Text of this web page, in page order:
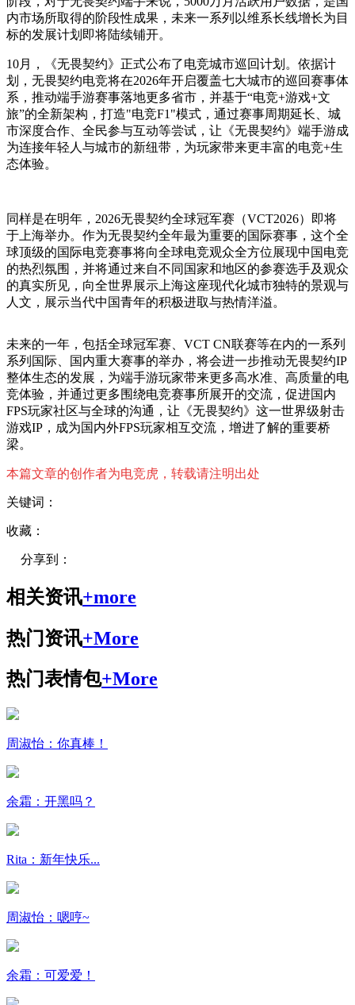
内市场所取得的阶段性成果，未来一系列以维系长线增长为目
标的发展计划即将陆续铺开。
10月，《无畏契约》正式公布了电竞城市巡回计划。依据计
划，无畏契约电竞将在2026年开启覆盖七大城市的巡回赛事体
系，推动端手游赛事落地更多省市，并基于“电竞+游戏+文
旅”的全新架构，打造"电竞F1"模式，通过赛事周期延长、城
市深度合作、全民参与互动等尝试，让《无畏契约》端手游成
为连接年轻人与城市的新纽带，为玩家带来更丰富的电竞+生
态体验。
同样是在明年，2026无畏契约全球冠军赛（VCT2026）即将
于上海举办。作为无畏契约全年最为重要的国际赛事，这个全
球顶级的国际电竞赛事将向全球电竞观众全方位展现中国电竞
的热烈氛围，并将通过来自不同国家和地区的参赛选手及观众
的真实所见，向全世界展示上海这座现代化城市独特的景观与
人文，展示当代中国青年的积极进取与热情洋溢。
未来的一年，包括全球冠军赛、VCT CN联赛等在内的一系列
系列国际、国内重大赛事的举办，将会进一步推动无畏契约IP
整体生态的发展，为端手游玩家带来更多高水准、高质量的电
竞体验，并通过更多围绕电竞赛事所展开的交流，促进国内
FPS玩家社区与全球的沟通，让《无畏契约》这一世界级射击
游戏IP，成为国内外FPS玩家相互交流，增进了解的重要桥
梁。
本篇文章的创作者为电竞虎，转载请注明出处
关键词：
收藏：
分享到：
相关资讯+more
热门资讯+More
热门表情包+More
周淑怡：你真棒！
余霜：开黑吗？
Rita：新年快乐...
周淑怡：嗯哼~
余霜：可爱爱！